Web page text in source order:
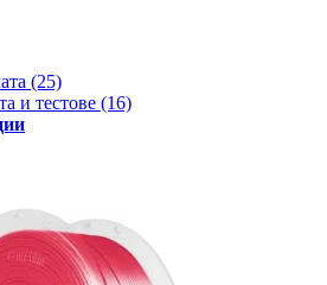
(25)
и тестове (16)